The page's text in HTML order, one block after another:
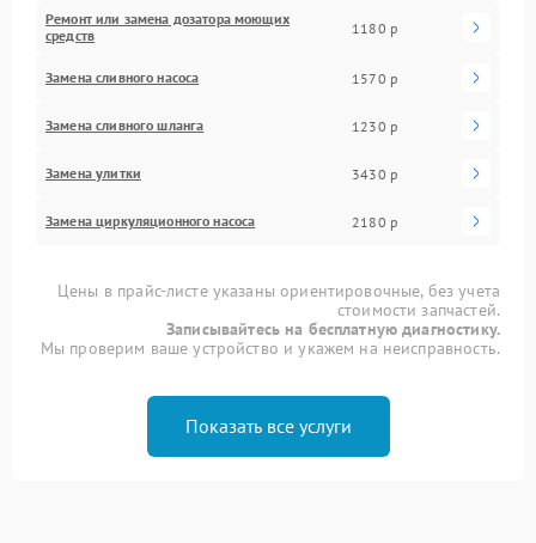
Ремонт или замена дозатора моющих
средств
1180 р
Замена сливного насоса 1570 р
Замена сливного шланга 1230 р
Замена улитки 3430 р
Замена циркуляционного насоса 2180 р
Цены в прайс-листе указаны ориентировочные, без учета
стоимости запчастей.
Записывайтесь на бесплатную диагностику.
Мы проверим ваше устройство и укажем на неисправность.
Показать все услуги